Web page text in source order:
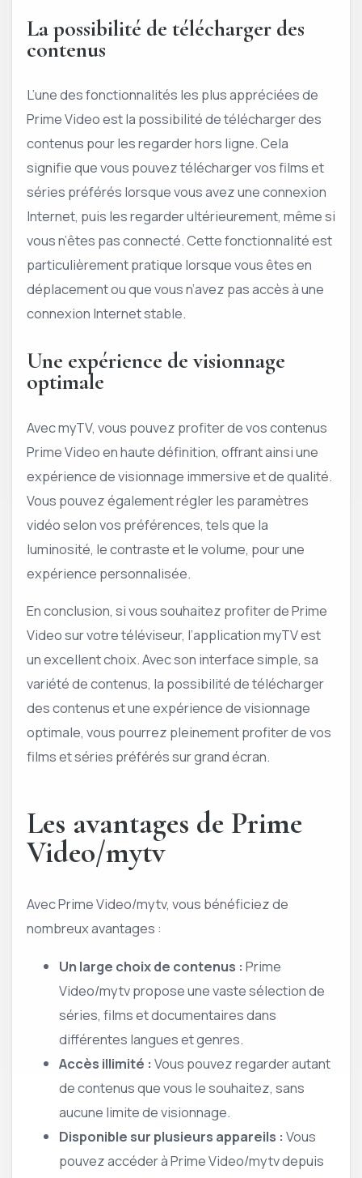
La possibilité de télécharger des
contenus
L’une des fonctionnalités les plus appréciées de
Prime Video est la possibilité de télécharger des
contenus pour les regarder hors ligne. Cela
signifie que vous pouvez télécharger vos films et
séries préférés lorsque vous avez une connexion
Internet, puis les regarder ultérieurement, même si
vous n’êtes pas connecté. Cette fonctionnalité est
particulièrement pratique lorsque vous êtes en
déplacement ou que vous n’avez pas accès à une
connexion Internet stable.
Une expérience de visionnage
optimale
Avec myTV, vous pouvez profiter de vos contenus
Prime Video en haute définition, offrant ainsi une
expérience de visionnage immersive et de qualité.
Vous pouvez également régler les paramètres
vidéo selon vos préférences, tels que la
luminosité, le contraste et le volume, pour une
expérience personnalisée.
En conclusion, si vous souhaitez profiter de Prime
Video sur votre téléviseur, l’application myTV est
un excellent choix. Avec son interface simple, sa
variété de contenus, la possibilité de télécharger
des contenus et une expérience de visionnage
optimale, vous pourrez pleinement profiter de vos
films et séries préférés sur grand écran.
Les avantages de Prime
Video/mytv
Avec Prime Video/mytv, vous bénéficiez de
nombreux avantages :
Un large choix de contenus : Prime
Video/mytv propose une vaste sélection de
séries, films et documentaires dans
différentes langues et genres.
Accès illimité : Vous pouvez regarder autant
de contenus que vous le souhaitez, sans
aucune limite de visionnage.
Disponible sur plusieurs appareils : Vous
pouvez accéder à Prime Video/mytv depuis